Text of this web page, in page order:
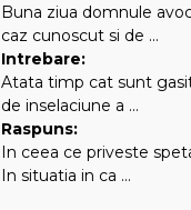
Buna ziua domnule
caz cunoscut si de ...
Intrebare:
Atata timp cat sunt
de inselaciune a ...
Raspuns:
In ceea ce priveste
In situatia in ca ...